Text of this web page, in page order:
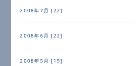
2008年7月 [22]
2008年6月 [22]
2008年5月 [19]